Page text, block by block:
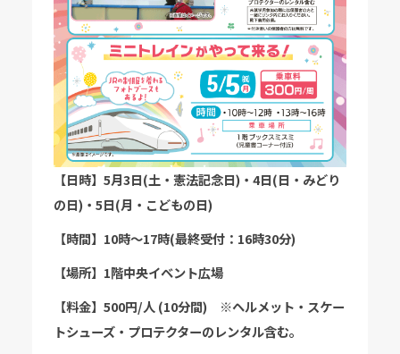
【日時】5月3日(土・憲法記念日)・4日(日・みどり
の日)・5日(月・こどもの日)
【時間】10時〜17時(最終受付：16時30分)
【場所】1階中央イベント広場
【料金】500円/人 (10分間) ※ヘルメット・スケー
トシューズ・プロテクターのレンタル含む。